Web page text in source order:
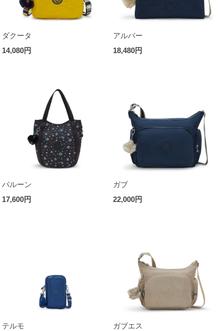
ダクータ
14,080円
アルバー
18,480円
バルーン
17,600円
ガブ
22,000円
テルモ
ガブエス